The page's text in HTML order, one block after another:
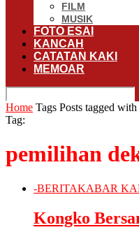
FILM
MUSIK
FOTO ESAI
KANCAH
CATATAN KAKI
MEMOAR
Home Tags Posts tagged
Tag:
pemilihan
-BERITAKABAR
Kongko